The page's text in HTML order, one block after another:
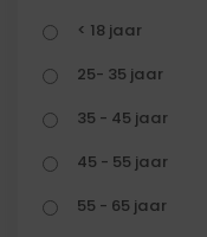
< 18 jaar
25- 35 jaar
35 - 45 jaar
45 - 55 jaar
55 - 65 jaar